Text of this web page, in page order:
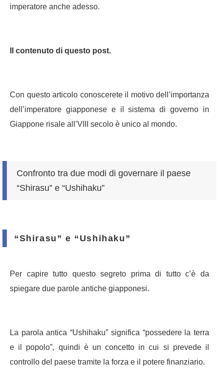
imperatore anche adesso.
Il contenuto di questo post.
Con questo articolo conoscerete il motivo dell’importanza
dell’imperatore giapponese e il sistema di governo in
Giappone risale all’VIII secolo è unico al mondo.
Confronto tra due modi di governare il paese
“Shirasu” e “Ushihaku”
“Shirasu” e “Ushihaku”
Per capire tutto questo segreto prima di tutto c’è da
spiegare due parole antiche giapponesi.
La parola antica “Ushihaku” significa “possedere la terra
e il popolo”, quindi è un concetto in cui si prevede il
controllo del paese tramite la forza e il potere finanziario.